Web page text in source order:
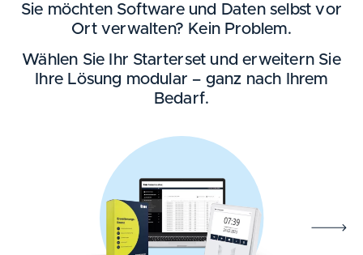
Sie möchten Software und Daten selbst vor
Ort verwalten? Kein Problem.
Wählen Sie Ihr Starterset und erweitern Sie
Ihre Lösung modular – ganz nach Ihrem
Bedarf.